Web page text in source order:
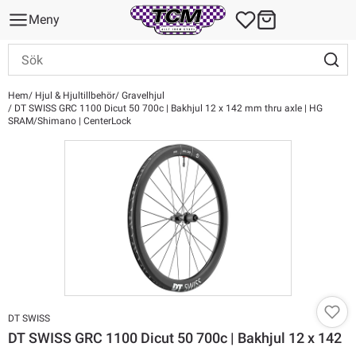
Meny
Hem Hjul & Hjultillbehör Gravelhjul
DT SWISS GRC 1100 Dicut 50 700c | Bakhjul 12 x 142 mm thru axle | HG
SRAM/Shimano | CenterLock
DT SWISS
DT SWISS GRC 1100 Dicut 50 700c | Bakhjul 12 x 142